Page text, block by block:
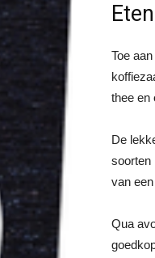
Toe
thee en
De
soorten
van
Qua